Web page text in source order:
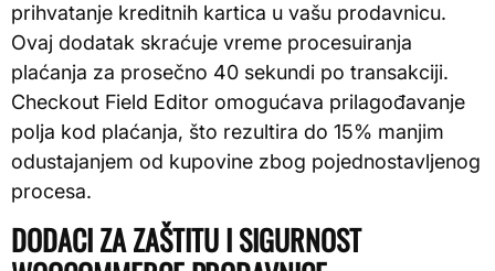
prihvatanje kreditnih kartica u vašu prodavnicu.
Ovaj dodatak skraćuje vreme procesuiranja
plaćanja za prosečno 40 sekundi po transakciji.
Checkout Field Editor omogućava prilagođavanje
polja kod plaćanja, što rezultira do 15% manjim
odustajanjem od kupovine zbog pojednostavljenog
procesa.
DODACI ZA ZAŠTITU I SIGURNOST